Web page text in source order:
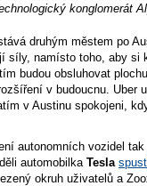
konglomerát
druhým městem po
síly, namísto toho, aby si
budou obsluhovat
v budoucnu. Uber
v Austinu spokojeni,
autonomních vozidel
automobilka Tesla
okruh uživatelů a